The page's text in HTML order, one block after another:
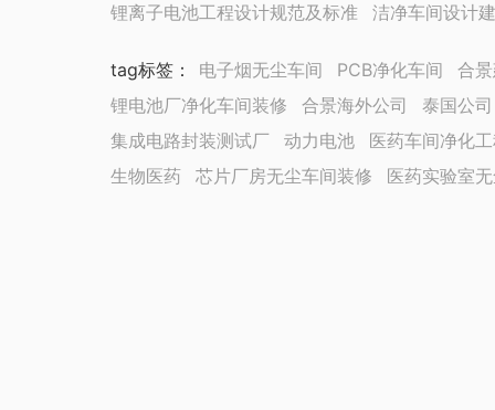
锂离子电池工程设计规范及标准
洁净车间设计
tag标签 ： 电子烟无尘车间 PCB净化车间
合
锂电池厂净化车间装修
合景海外公司
泰国公司
集成电路封装测试厂
动力电池
医药车间净化
生物医药
芯片厂房无尘车间装修 医药实验室